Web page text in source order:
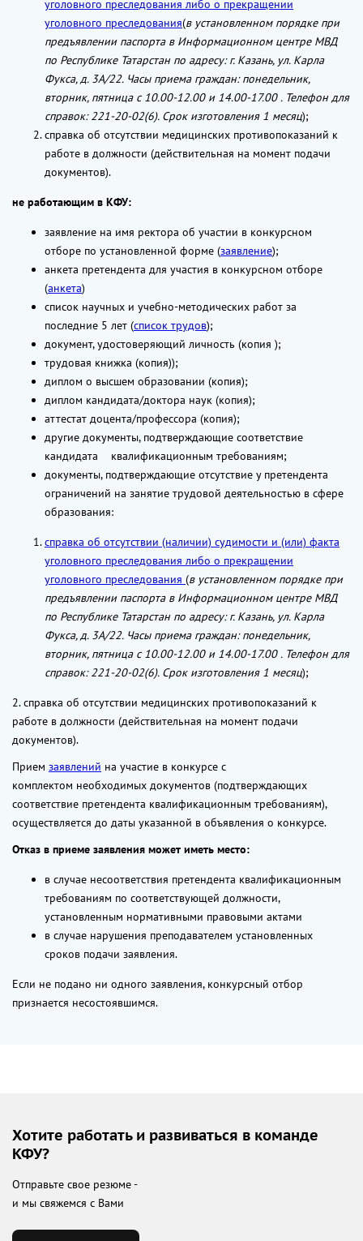
уголовного преследования либо о прекращении
уголовного преследования(в установленном порядке при
предъявлении паспорта в Информационном центре МВД
по Республике Татарстан по адресу: г. Казань, ул. Карла
Фукса, д. 3А/22. Часы приема граждан: понедельник,
вторник, пятница с 10.00-12.00 и 14.00-17.00 . Телефон для
справок: 221-20-02(6). Срок изготовления 1 месяц);
справка об отсутствии медицинских противопоказаний к
работе в должности (действительная на момент подачи
документов).
не работающим в КФУ:
заявление на имя ректора об участии в конкурсном
отборе по установленной форме (заявление);
анкета претендента для участия в конкурсном отборе
(анкета)
список научных и учебно-методических работ за
последние 5 лет (список трудов);
документ, удостоверяющий личность (копия );
трудовая книжка (копия));
диплом о высшем образовании (копия);
диплом кандидата/доктора наук (копия);
аттестат доцента/профессора (копия);
другие документы, подтверждающие соответствие
кандидата квалификационным требованиям;
документы, подтверждающие отсутствие у претендента
ограничений на занятие трудовой деятельностью в сфере
образования:
справка об отсутствии (наличии) судимости и (или) факта
уголовного преследования либо о прекращении
уголовного преследования (в установленном порядке при
предъявлении паспорта в Информационном центре МВД
по Республике Татарстан по адресу: г. Казань, ул. Карла
Фукса, д. 3А/22. Часы приема граждан: понедельник,
вторник, пятница с 10.00-12.00 и 14.00-17.00 . Телефон для
справок: 221-20-02(6). Срок изготовления 1 месяц);
2. справка об отсутствии медицинских противопоказаний к
работе в должности (действительная на момент подачи
документов).
Прием заявлений на участие в конкурсе с
комплектом необходимых документов (подтверждающих
соответствие претендента квалификационным требованиям),
осуществляется до даты указанной в объявления о конкурсе.
Отказ в приеме заявления может иметь место:
в случае несоответствия претендента квалификационным
требованиям по соответствующей должности,
установленным нормативными правовыми актами
в случае нарушения преподавателем установленных
сроков подачи заявления.
Если не подано ни одного заявления, конкурсный отбор
признается несостоявшимся.
Хотите работать и развиваться в команде
КФУ?
Отправьте свое резюме -
и мы свяжемся с Вами